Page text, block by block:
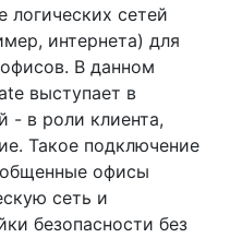
логических сетей
интернета) для
В данном
выступает в
- в роли клиента,
Такое подключение
офисы
сеть и
безопасности без